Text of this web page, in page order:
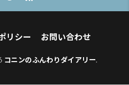
リシー お問い合わせ
コニンのふんわりダイアリー.